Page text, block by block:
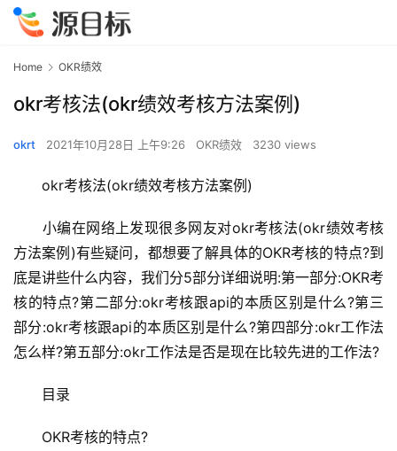
Home OKR绩效
okr考核法(okr绩效考核方法案例)
okrt 2021年10月28日 上午9:26 OKR绩效 3230 views
okr考核法(okr绩效考核方法案例)
小编在网络上发现很多网友对okr考核法(okr绩效考核
方法案例)有些疑问，都想要了解具体的OKR考核的特点?到
底是讲些什么内容，我们分5部分详细说明:第一部分:OKR考
核的特点?第二部分:okr考核跟api的本质区别是什么?第三
部分:okr考核跟api的本质区别是什么?第四部分:okr工作法
怎么样?第五部分:okr工作法是否是现在比较先进的工作法?
目录
OKR考核的特点?